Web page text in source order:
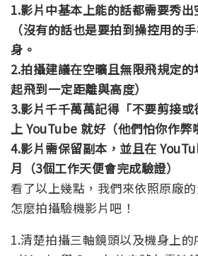
1.影片中基本上能的話都需要秀
（沒有的話也是要拍到操控用的
身。
2.拍攝建議在空曠且無限飛規定
起飛到一定距離與高度）
3.影片千千萬萬記得「不要剪接
上 YouTube 就好（他們怕你作弊
4.影片需保留副本，並且在
月（3個工作天便會完成驗證）
看了以上幾點，我們來依照原廠
怎麼拍攝驗機影片吧！
1.清楚拍攝三軸鏡頭以及機身上